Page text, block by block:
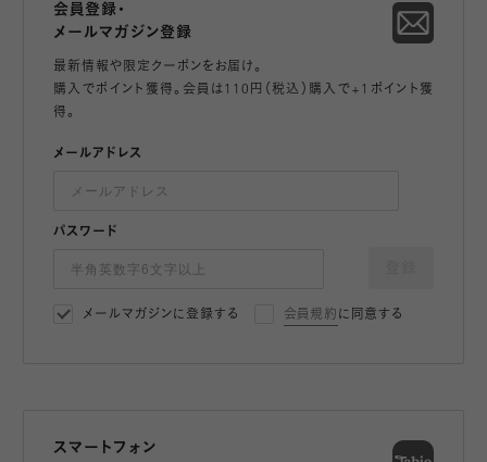
会員登録・
メールマガジン登録
最新情報や限定クーポンをお届け。
購入でポイント獲得。会員は110円（税込）購入で+1ポイント獲
得。
メールアドレス
パスワード
メールマガジンに登録する 会員規約 に同意する
スマートフォン